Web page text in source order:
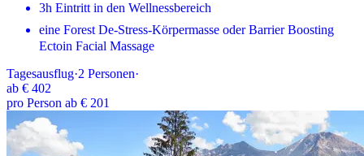
3h Eintritt in den Wellnessbereich
eine Forest De-Stress-Körpermasse oder Barrier Boosting
Ectoin Facial Massage
Tagesausflug·2 Personen·
ab € 402
pro Person ab € 201